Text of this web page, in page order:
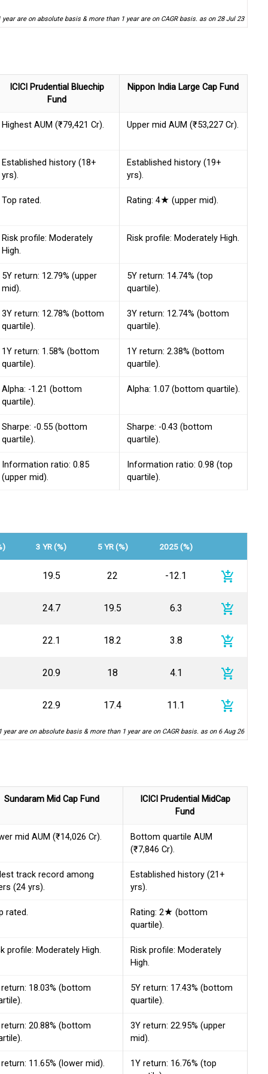
are on absolute basis & more than 1 year are on CAGR basis. as on 28 Jul 23
ICICI Prudential Bluechip
Fund
Nippon India Large Cap Fund
Highest AUM (₹79,421 Cr). Upper mid AUM (₹53,227 Cr).
Established history (18+
yrs).
Established history (19+
yrs).
Top rated. Rating: 4★ (upper mid).
Risk profile: Moderately
High.
Risk profile: Moderately High.
5Y return: 12.79% (upper
mid).
5Y return: 14.74% (top
quartile).
3Y return: 12.78% (bottom
quartile).
3Y return: 12.74% (bottom
quartile).
1Y return: 1.58% (bottom
quartile).
1Y return: 2.38% (bottom
quartile).
Alpha: -1.21 (bottom
quartile).
Alpha: 1.07 (bottom quartile).
Sharpe: -0.55 (bottom
quartile).
Sharpe: -0.43 (bottom
quartile).
Information ratio: 0.85
(upper mid).
Information ratio: 0.98 (top
quartile).
3 YR (%) 5 YR (%) 2025 (%)
19.5 22 -12.1 add_shopping_cart
24.7 19.5 6.3 add_shopping_cart
22.1 18.2 3.8 add_shopping_cart
20.9 18 4.1 add_shopping_cart
22.9 17.4 11.1 add_shopping_cart
year are on absolute basis & more than 1 year are on CAGR basis. as on 6 Aug 26
Sundaram Mid Cap Fund
ICICI Prudential MidCap
Fund
mid AUM (₹14,026 Cr).
Bottom quartile AUM
(₹7,846 Cr).
track record among
(24 yrs).
Established history (21+
yrs).
rated.
Rating: 2★ (bottom
quartile).
profile: Moderately High.
Risk profile: Moderately
High.
return: 18.03% (bottom
5Y return: 17.43% (bottom
quartile).
20.88% (bottom
3Y return: 22.95% (upper
mid).
return: 11.65% (lower mid).
1Y return: 16.76% (top